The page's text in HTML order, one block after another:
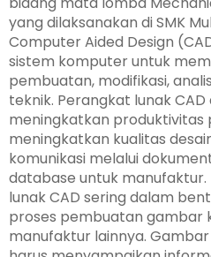
yang dilaksanakan di SMK
Computer Aided Design
sistem komputer untuk
pembuatan, modifikasi,
teknik. Perangkat lunak
meningkatkan produktivitas
meningkatkan kualitas
komunikasi melalui
database untuk
lunak CAD sering dalam
proses pembuatan gambar
manufaktur lainnya.